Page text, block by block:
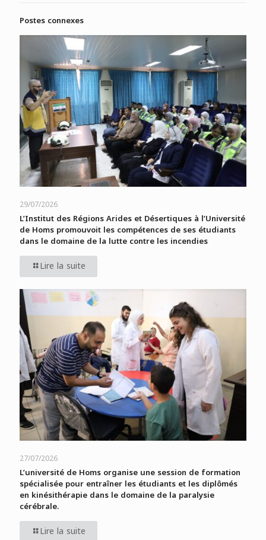
Postes connexes
29/07/2026
L’Institut des Régions Arides et Désertiques à l’Université
de Homs promouvoit les compétences de ses étudiants
dans le domaine de la lutte contre les incendies
Lire la suite
27/07/2026
L’université de Homs organise une session de formation
spécialisée pour entraîner les étudiants et les diplômés
en kinésithérapie dans le domaine de la paralysie
cérébrale.
Lire la suite